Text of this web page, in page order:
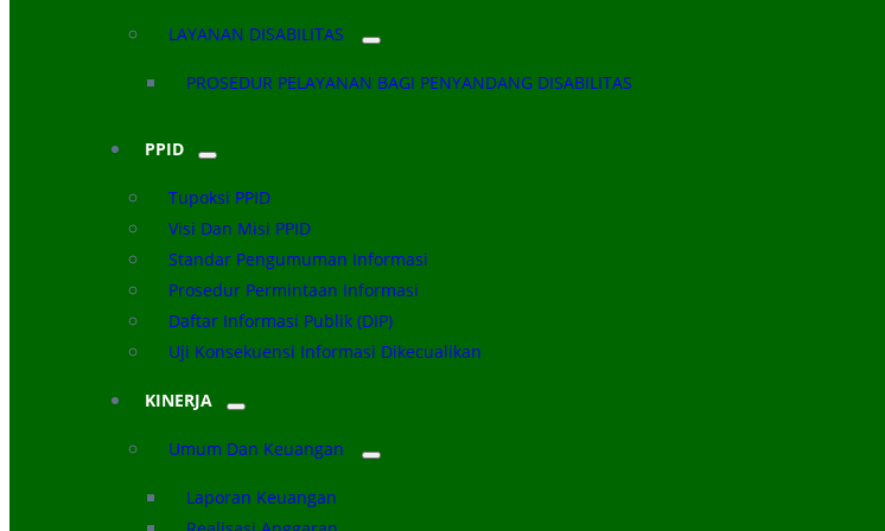
LAYANAN DISABILITAS
PROSEDUR PELAYANAN BAGI PENYANDANG DISABILITAS
PPID
Tupoksi PPID
Visi Dan Misi PPID
Standar Pengumuman Informasi
Prosedur Permintaan Informasi
Daftar Informasi Publik (DIP)
Uji Konsekuensi Informasi Dikecualikan
KINERJA
Umum Dan Keuangan
Laporan Keuangan